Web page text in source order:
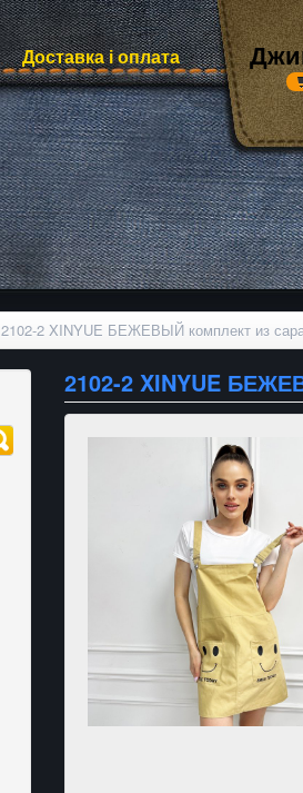
Доставка і оплата
2102-2 XINYUE БЕЖЕВЫЙ комплект из
2102-2 XINYUE